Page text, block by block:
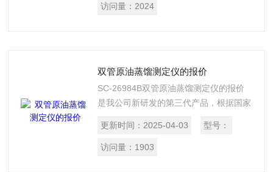
对原油进行蒸馏来测定原油馏程的方法。
访问量： 2024
双管原油蒸馏测定仪的报价
SC-26984B双管原油蒸馏测定仪的报价
是我公司新研发的第三代产品，根据国家
标准试验方法设计制造的。
更新时间： 2025-04-03 型号：
访问量： 1903